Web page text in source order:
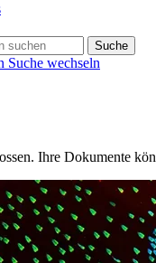
Suche
Suche wechseln
Ihre Dokumente